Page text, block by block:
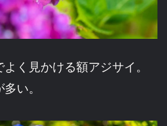
く見かける額アジサイ。
い。